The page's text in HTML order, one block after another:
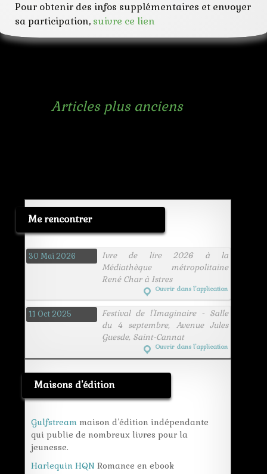
Pour obtenir des infos supplémentaires et envoyer
sa participation, suivre ce lien
Articles plus anciens
Me rencontrer
30 Mai 2026
Ivre de lire 2026 à la
Médiathèque métropolitaine
René Char à Istres
Ouvrir dans l’application
11 Oct 2025
Festival de l'Imaginaire - Salle
du 4 septembre, Avenue Jules
Guesde, Saint-Cannat
Ouvrir dans l’application
Maisons d'édition
Gulfstream maison d’édition indépendante
qui publie de nombreux livres pour la
jeunesse.
Harlequin HQN Romance en ebook